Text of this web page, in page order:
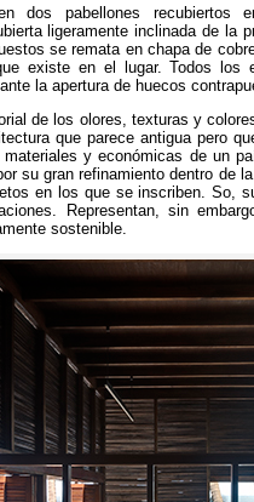
dos pabellones recubiertos
ligeramente inclinada de la
se remata en chapa de
existe en el lugar.Todos los
la apertura de huecos
de los olores
texturas y
que parece antigua pero
y económicas de un
su gran refinamiento dentro de
en los que se inscriben . So,
Representan, sin
sostenible